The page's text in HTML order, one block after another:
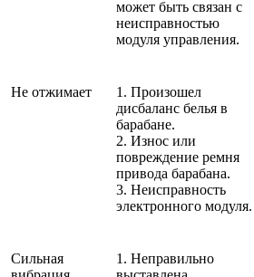
может быть связан с
неисправностью
модуля управления.
Не отжимает
1. Произошел
дисбаланс белья в
барабане.
2. Износ или
повреждение ремня
привода барабана.
3. Неисправность
электронного модуля.
Сильная
1. Неправильно